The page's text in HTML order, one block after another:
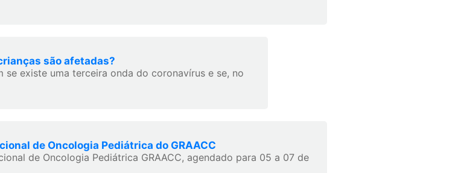
são afetadas?
se existe uma terceira onda do coronavírus e se, no
de Oncologia Pediátrica do GRAACC
de Oncologia Pediátrica GRAACC, agendado para 05 a 07 de